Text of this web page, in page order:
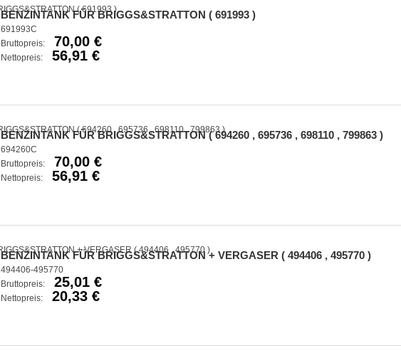
BENZINTANK FÜR BRIGGS&STRATTON ( 691993 )
691993C
Bruttopreis:
70,00 €
Nettopreis: 56,91 €
BENZINTANK FÜR BRIGGS&STRATTON ( 694260 , 695736 , 698110 , 799863 )
694260C
Bruttopreis:
70,00 €
Nettopreis: 56,91 €
BENZINTANK FÜR BRIGGS&STRATTON + VERGASER ( 494406 , 495770 )
494406-495770
Bruttopreis:
25,01 €
Nettopreis: 20,33 €